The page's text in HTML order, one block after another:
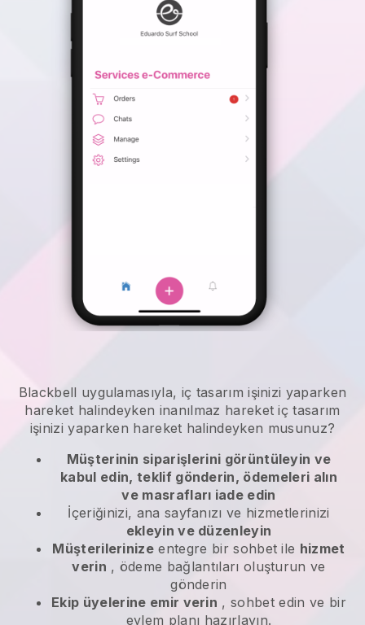
Blackbell uygulamasıyla, iç tasarım işinizi yaparken
hareket halindeyken inanılmaz hareketiç tasarım
işinizi yaparken hareket halindeyken musunuz?
Müşterinin siparişlerini görüntüleyin ve
kabul edin, teklif gönderin, ödemeleri alın
ve masrafları iade edin
İçeriğinizi, ana sayfanızı ve hizmetlerinizi
ekleyin ve düzenleyin
Müşterilerinize entegre bir sohbet ile hizmet
verin , ödeme bağlantıları oluşturun ve
gönderin
Ekip üyelerine emir verin , sohbet edin ve bir
eylem planı hazırlayın.